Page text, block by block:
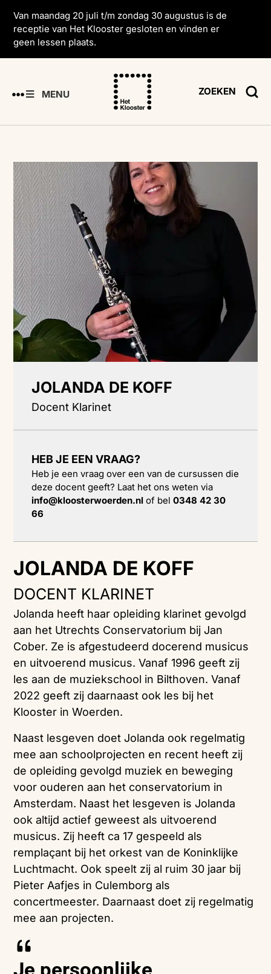
Van maandag 20 juli t/m zondag 30 augustus is de
receptie van Het Klooster gesloten en vinden er
geen lessen plaats.
MENU ZOEKEN
JOLANDA DE KOFF
DOCENT KLARINET
Jolanda heeft haar opleiding klarinet gevolgd
aan het Utrechts Conservatorium bij Jan
Cober. Ze is afgestudeerd docerend musicus
en uitvoerend musicus. Vanaf 1996 geeft zij
les aan de muziekschool in Bilthoven. Vanaf
2022 geeft zij daarnaast ook les bij het
Klooster in Woerden.
Naast lesgeven doet Jolanda ook regelmatig
mee aan schoolprojecten en recent heeft zij
de opleiding gevolgd muziek en beweging
voor ouderen aan het conservatorium in
Amsterdam. Naast het lesgeven is Jolanda
ook altijd actief geweest als uitvoerend
musicus. Zij heeft ca 17 gespeeld als
remplaçant bij het orkest van de Koninklijke
Luchtmacht. Ook speelt zij al ruim 30 jaar bij
Pieter Aafjes in Culemborg als
concertmeester. Daarnaast doet zij regelmatig
mee aan projecten.
JOLANDA DE KOFF
Docent Klarinet
HEB JE EEN VRAAG?
Heb je een vraag over een van de cursussen die
deze docent geeft? Laat het ons weten via
info@kloosterwoerden.nl of bel0348 42 30
66